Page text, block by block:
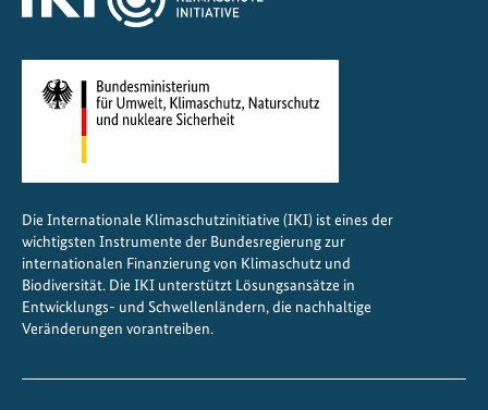
r
Die Internationale Klimaschutzinitiative (IKI) ist eines der
wichtigsten Instrumente der Bundesregierung zur
internationalen Finanzierung von Klimaschutz und
Biodiversität. Die IKI unterstützt Lösungsansätze in
Entwicklungs- und Schwellenländern, die nachhaltige
Veränderungen vorantreiben.